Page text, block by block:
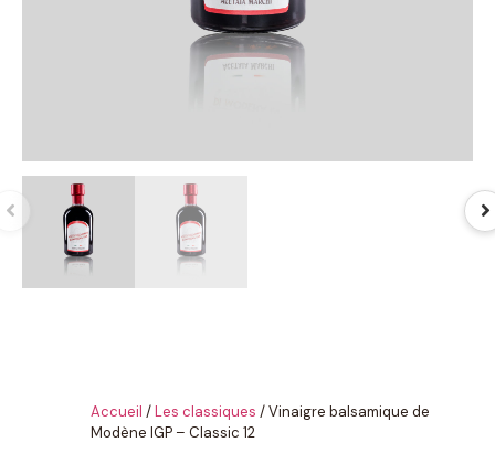
Accueil /Les classiques / Vinaigre balsamique de
Modène IGP – Classic 12